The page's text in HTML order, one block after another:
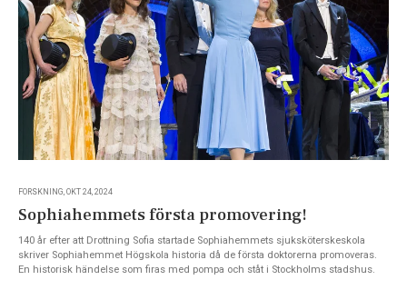
FORSKNING, OKT 24, 2024
Sophiahemmets första promovering!
140 år efter att Drottning Sofia startade Sophiahemmets sjuksköterskeskola
skriver Sophiahemmet Högskola historia då de första doktorerna promoveras.
En historisk händelse som firas med pompa och ståt i Stockholms stadshus.